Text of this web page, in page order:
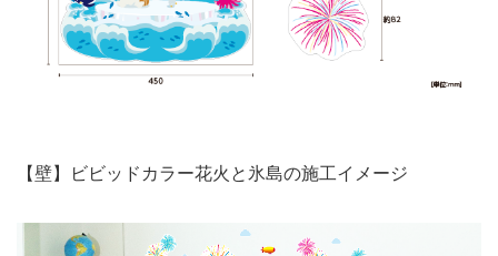
【壁】ビビッドカラー花火と氷島の施工イメージ